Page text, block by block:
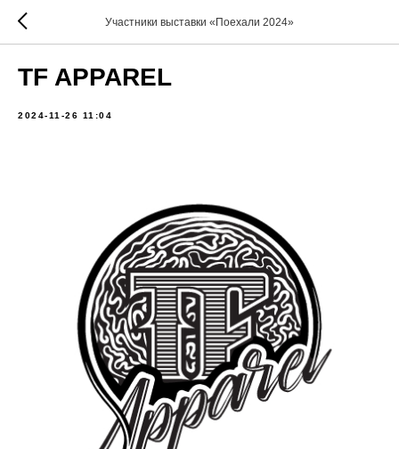
Участники выставки «Поехали 2024»
TF APPAREL
2024-11-26 11:04